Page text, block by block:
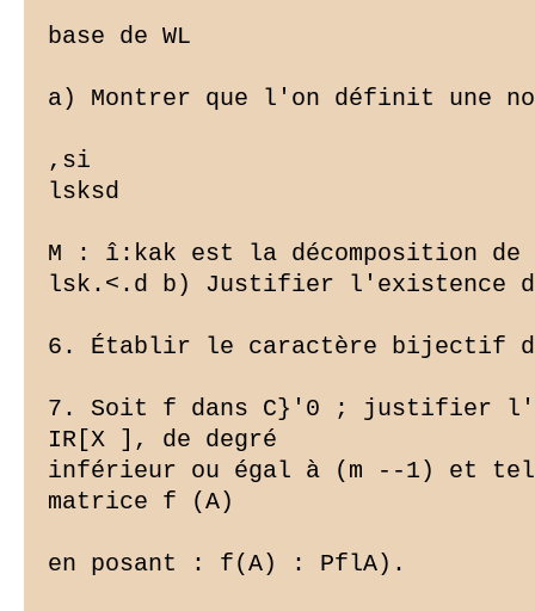
base de WL
a) Montrer que l'on définit une
,si
lsksd
M : î:kak est la décomposition de
lsk.<.d b) Justifier l'existence
6. Établir le caractère bijectif
7. Soit f dans C}'0 ; justifier
IR[X ], de degré
inférieur ou égal à (m --1) et tel
matrice f (A)
en posant : f(A) : PflA).